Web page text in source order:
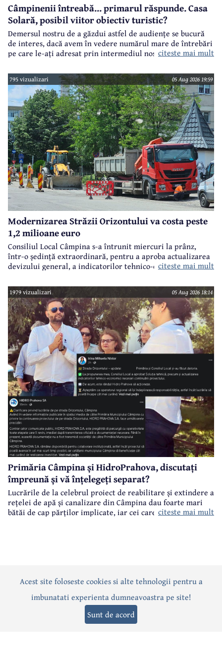
Câmpinenii întreabă... primarul răspunde. Casa
Solară, posibil viitor obiectiv turistic?
Demersul nostru de a găzdui astfel de audiențe se bucură
de interes, dacă avem în vedere numărul mare de întrebări
pe care le-ați adresat prin intermediul nostru primarului
citeste mai mult
795 vizualizari 05 Aug 2026 19:59
Modernizarea Străzii Orizontului va costa peste
1,2 milioane euro
Consiliul Local Câmpina s-a întrunit miercuri la prânz,
într-o ședință extraordinară, pentru a aproba actualizarea
devizului general, a indicatorilor tehnico-economici și a
realizarea modernizării Străzii Orizontului, obiectiv
finanțat prin Programul Național de Investiții ”Anghel
Saligny”.
citeste mai mult
1979 vizualizari 05 Aug 2026 18:14
Primăria Câmpina și HidroPrahova, discutați
împreună și vă înțelegeți separat?
Lucrările de la celebrul proiect de reabilitare și extindere a
rețelei de apă și canalizare din Câmpina dau foarte mari
bătăi de cap părților implicate, iar cei care suferă sunt
citeste mai mult
ActualitatePoliticăSocialEvenimentInterviuri
Editorial Sport Anunțuri
Acest site foloseste cookies si alte tehnologii pentru a
imbunatati experienta dumneavoastra pe site!
Sunt de acord